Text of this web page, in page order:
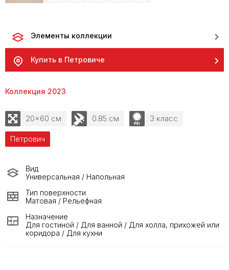
Элементы коллекции
Купить в Петровиче
Коллекция 2023
20x60 см 0.85 см 3 класс
Петрович
Вид
Универсальная / Напольная
Тип поверхности
Матовая / Рельефная
Назначение
Для гостиной / Для ванной / Для холла, прихожей или
коридора / Для кухни